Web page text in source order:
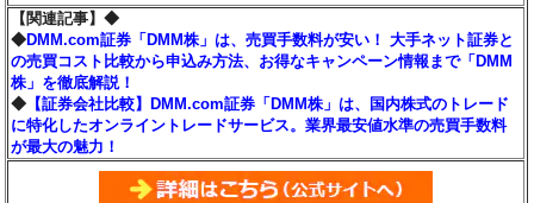
【関連記事】◆
◆DMM.com証券「DMM株」は、売買手数料が安い！ 大手ネット証券と
の売買コスト比較から申込み方法、お得なキャンペーン情報まで「DMM
株」を徹底解説！
◆ 【証券会社比較】DMM.com証券「DMM株」は、国内株式のトレード
に特化したオンライントレードサービス。業界最安値水準の売買手数料
が最大の魅力！